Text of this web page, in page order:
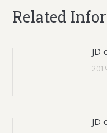
Related
JD
JD